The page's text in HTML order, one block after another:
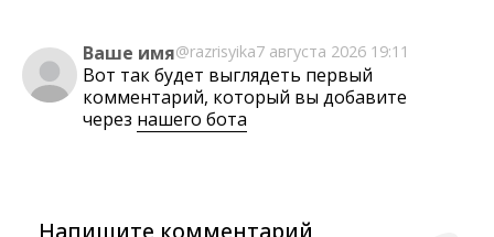
Ваше имя@razrisyika7 августа 2026 19:11
Вот так будет выглядеть первый
комментарий, который вы добавите
через нашего бота
Напишите комментарий